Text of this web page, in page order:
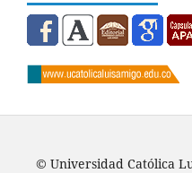
© Universidad Católica